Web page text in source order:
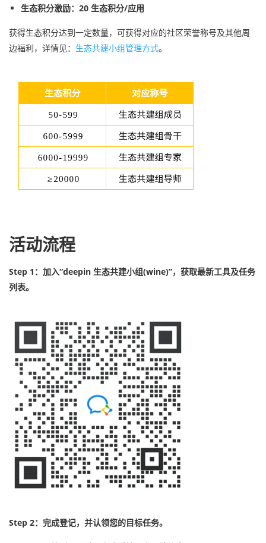
生态积分激励：20 生态积分/应用
获得生态积分达到一定数量，可获得对应的社区荣誉称号及其他周
边福利，详情见： 生态共建小组管理方式。
活动流程
Step 1：加入“deepin 生态共建小组(wine)”，获取最新工具及任务
列表。
Step 2：完成登记，并认领您的目标任务。